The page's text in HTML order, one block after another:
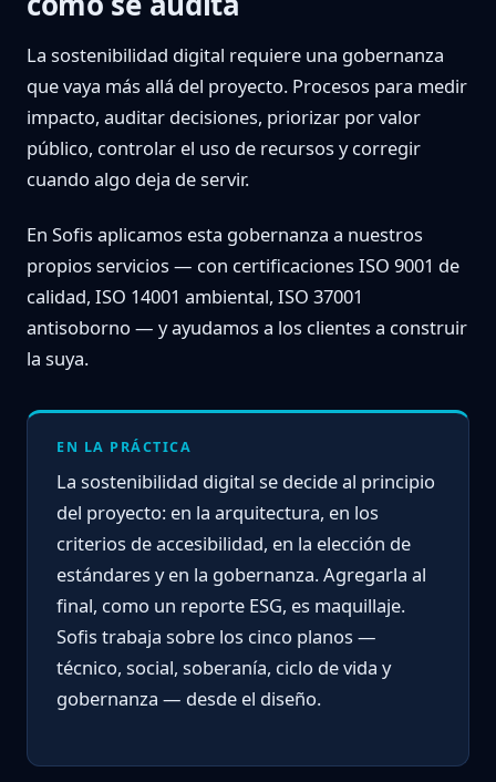
La sostenibilidad digital requiere una gobernanza
que vaya más allá del proyecto. Procesos para medir
impacto, auditar decisiones, priorizar por valor
público, controlar el uso de recursos y corregir
cuando algo deja de servir.
En Sofis aplicamos esta gobernanza a nuestros
propios servicios — con certificaciones ISO 9001 de
calidad, ISO 14001 ambiental, ISO 37001
antisoborno — y ayudamos a los clientes a construir
la suya.
EN LA PRÁCTICA
La sostenibilidad digital se decide al principio
del proyecto: en la arquitectura, en los
criterios de accesibilidad, en la elección de
estándares y en la gobernanza. Agregarla al
final, como un reporte ESG, es maquillaje.
Sofis trabaja sobre los cinco planos —
técnico, social, soberanía, ciclo de vida y
gobernanza — desde el diseño.